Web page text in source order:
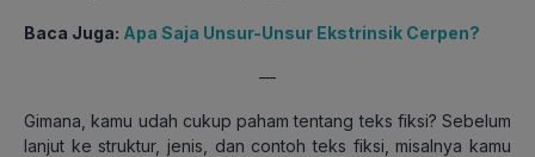
Baca Juga: Apa Saja Unsur-Unsur Ekstrinsik Cerpen?
—
Gimana, kamu udah cukup paham tentang teks fiksi? Sebelum
lanjut ke struktur, jenis, dan contoh teks fiksi, misalnya kamu